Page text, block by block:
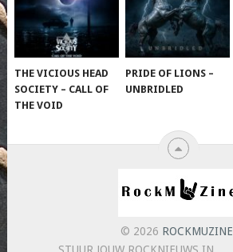
THE VICIOUS HEAD
SOCIETY – CALL OF
THE VOID
PRIDE OF LIONS –
UNBRIDLED
© 2026 ROCKMUZINE